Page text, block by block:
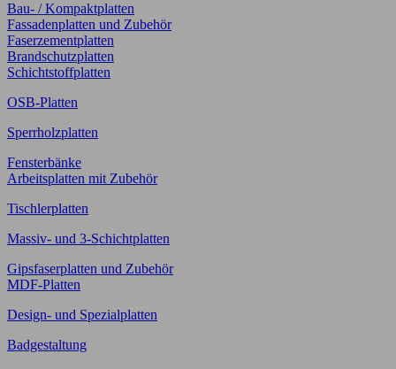
Bau- / Kompaktplatten
Fassadenplatten und Zubehör
Faserzementplatten
Brandschutzplatten
Schichtstoffplatten
OSB-Platten
Sperrholzplatten
Fensterbänke
Arbeitsplatten mit Zubehör
Tischlerplatten
Massiv- und 3-Schichtplatten
Gipsfaserplatten und Zubehör
MDF-Platten
Design- und Spezialplatten
Badgestaltung